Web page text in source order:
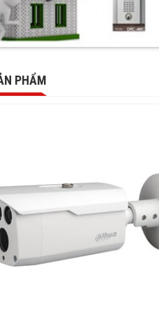
PHẨM